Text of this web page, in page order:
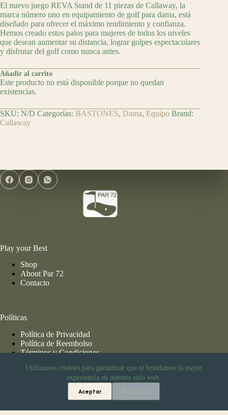
Utilizamos cookies para garantizar que te brindamos la mejor
experiencia en nuestro sitio web.
Aceptar
El nuevo juego REVA Stand de 11 piezas de Callaway, la
marca número uno en equipamiento de golf para dama, está
diseñado para ofrecer el máximo rendimiento y confianza.
Hemos creado estos palos para mujeres de todos los niveles
que desean aumentar su distancia, lograr golpes espectaculares
y disfrutar del golf como nunca antes.
Añadir al carrito
Este producto no está disponible porque no quedan
existencias.
SKU: N/D Categorías: BASTONES, Dama, Equipo Brand:
Callaway
Play your Best
Shop
About Par 72
Contacto
Políticas
Política de Privacidad
Política de Reembolso
Términos y Condiciones
cualquier parte de la república mexicana.